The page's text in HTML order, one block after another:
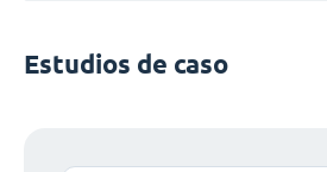
Estudios de caso